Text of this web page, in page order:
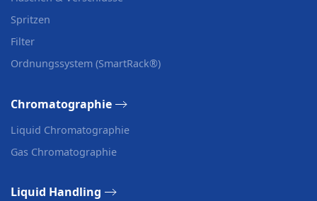
Spritzen
Filter
Ordnungssystem (SmartRack®)
Chromatographie
Liquid Chromatographie
Gas Chromatographie
Liquid Handling